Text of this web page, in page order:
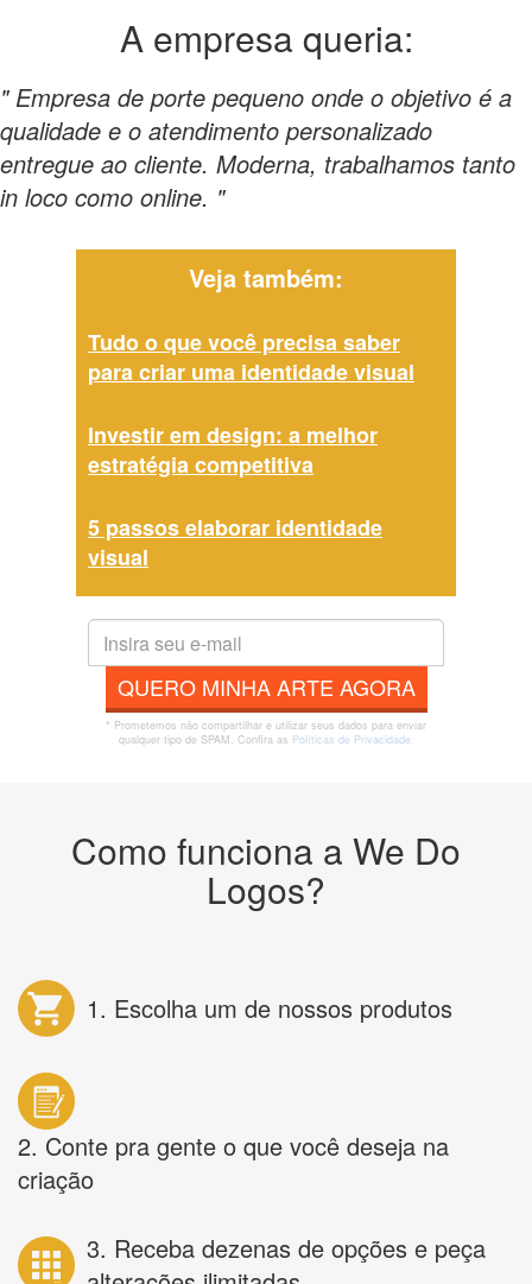
A empresa queria:
" Empresa de porte pequeno onde o objetivo é a
qualidade e o atendimento personalizado
entregue ao cliente. Moderna, trabalhamos tanto
in loco como online. "
Veja também:
Tudo o que você precisa saber
para criar uma identidade visual
Investir em design: a melhor
estratégia competitiva
5 passos elaborar identidade
visual
QUERO MINHA ARTE AGORA
* Prometemos não compartilhar e utilizar seus dados para enviar
qualquer tipo de SPAM. Confira as Políticas de Privacidade.
Como funciona a We Do
Logos?
1. Escolha um de nossos produtos
2. Conte pra gente o que você deseja na
criação
3. Receba dezenas de opções e peça